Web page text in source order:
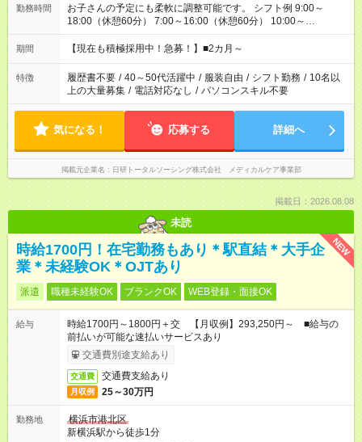
勤務時間
お子さんの予定にも柔軟に調整可能です。 シフト例 9:00～
18:00（休憩60分） 7:00～16:00（休憩60分） 10:00～
19:00（休憩60分） ※Wワーク希望の方へ 今ご覧のお仕事で希
望する勤務時間と、もう1つのお仕事の勤務時間の合計が 週40
期間 【現在も積極採用中！急募！】■2カ月～
特徴 履歴書不要 / 40～50代活躍中 / 服装自由 / シフト勤務 / 10名以
上の大量募集 / 電話対応なし / パソコンスキル不要
気になる！ 応募する 詳細へ
掲載元企業名 日研トータルソーシング株式会社 メディカルケア事業部
掲載日：2026.08.08
未読
NEW
時給1700円！在宅勤務もあり＊駅直結＊大手企
業＊未経験OK＊OJTあり
派遣 職種未経験OK ブランクOK WEB登録・面接OK
給与
時給1700円～1800円＋交 【月収例】293,250円～ ■給与の
前払いが可能な速払いサービスあり
交通費別途支給あり
交通費 交通費支給あり
月収例 25～30万円
勤務地
横浜市港北区
新横浜駅から徒歩1分